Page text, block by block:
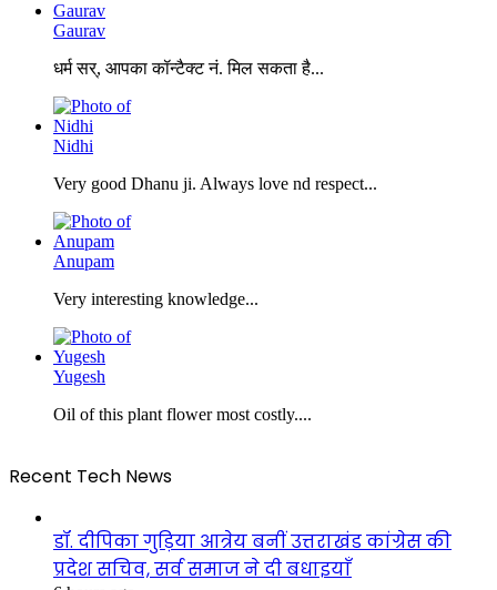
Gaurav
धर्म सर्, आपका कॉन्टैक्ट नं. मिल सकता है...
Nidhi
Very good Dhanu ji. Always love nd respect...
Anupam
Very interesting knowledge...
Yugesh
Oil of this plant flower most costly....
Recent Tech News
डॉ. दीपिका गुड़िया आत्रेय बनीं उत्तराखंड कांग्रेस की
प्रदेश सचिव, सर्व समाज ने दी बधाइयाँ